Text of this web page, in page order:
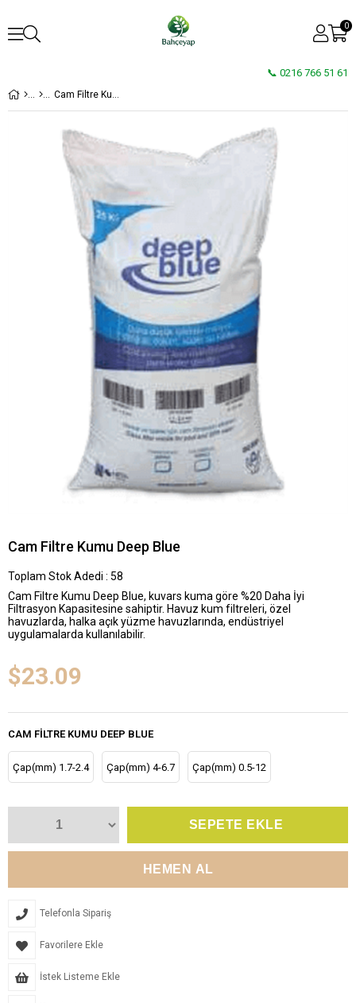
0
📞 0216 766 51 61
Cam Filtre Kumu Deep Blue
Cam Filtre Kumu Deep Blue
Toplam Stok Adedi : 58
Cam Filtre Kumu Deep Blue, kuvars kuma göre %20 Daha İyi
Filtrasyon Kapasitesine sahiptir. Havuz kum filtreleri, özel
havuzlarda, halka açık yüzme havuzlarında, endüstriyel
uygulamalarda kullanılabilir.
$23.09
CAM FILTRE KUMU DEEP BLUE
Çap(mm) 1.7-2.4 Çap(mm) 4-6.7 Çap(mm) 0.5-12
Telefonla Sipariş
Favorilere Ekle
İstek Listeme Ekle